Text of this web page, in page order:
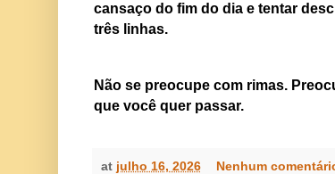
cansaço do fim do dia e tentar
três linhas.
Não se preocupe com rimas.
que você quer passar.
at julho 16, 2026 Nenhum